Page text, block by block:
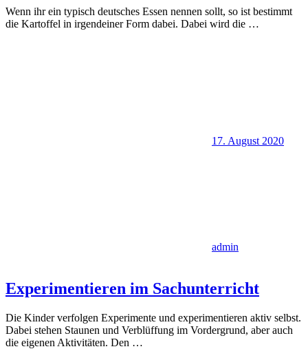
Wenn ihr ein typisch deutsches Essen nennen sollt, so ist bestimmt
die Kartoffel in irgendeiner Form dabei. Dabei wird die …
17. August 2020
admin
Experimentieren im Sachunterricht
Die Kinder verfolgen Experimente und experimentieren aktiv selbst.
Dabei stehen Staunen und Verblüffung im Vordergrund, aber auch
die eigenen Aktivitäten. Den …